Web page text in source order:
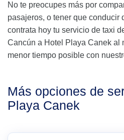
No te preocupes más por
pasajeros, o tener que conducir
contrata hoy tu servicio de taxi
Cancún a Hotel Playa Canek al
menor tiempo posible con
Más opciones de
Playa Canek